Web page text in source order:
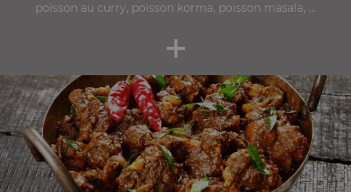
poisson au curry, poisson korma, poisson masala, ...
+